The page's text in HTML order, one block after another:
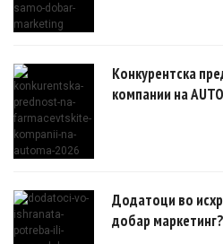
Конкурентска
компании на
Додатоци во
добар